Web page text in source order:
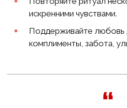
искренними чувствами.
Поддерживайте любовь
комплименты, забота,